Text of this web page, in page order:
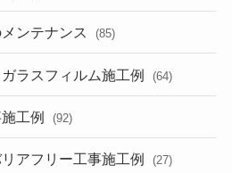
ンテナンス (85)
ラスフィルム施工例 (64)
工例 (92)
アフリー工事施工例 (27)